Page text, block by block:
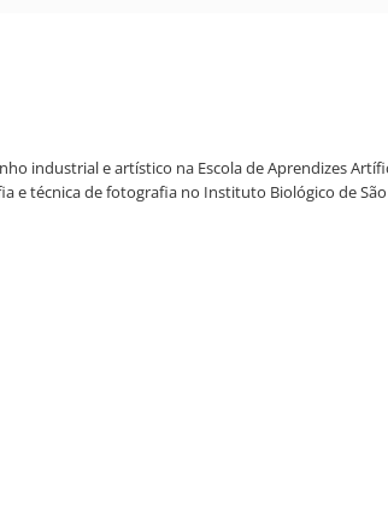
industrial e artístico na Escola de Aprendizes
e técnica de fotografia no Instituto Biológico de